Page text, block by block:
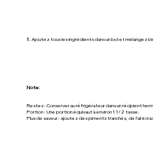
1. Ajoutez tous les ingrédients dans un bol et mélangez
Note:
Restes : Conserver au réfrigérateur dans un récipient
Portion : Une portion équivaut à environ 1 1/2 tasse.
Plus de saveur : ajoutez des piments tranchés, de l’ail